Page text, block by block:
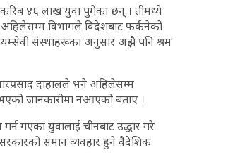
४६ लाख युवा पुगेका छन् । तीमध्ये
विभागले विदेशबाट फर्कनेको
संस्थाहरूका अनुसार अझै पनि श्रम
दाहालले भने अहिलेसम्म
जानकारीमा नआएको बताए ।
गएका युवालाई चीनबाट उद्धार गरे
समान व्यवहार हुने वैदेशिक